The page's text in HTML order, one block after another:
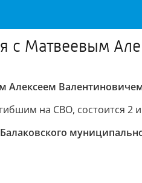
с Матвеевым
Алексеем
на СВО, состоится 2